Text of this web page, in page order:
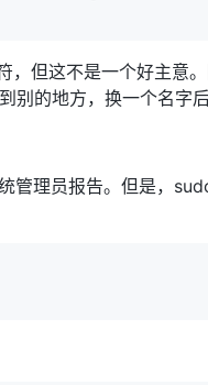
但这不是一个好主意
别的地方，换一个名字后
管理员报告。但是，